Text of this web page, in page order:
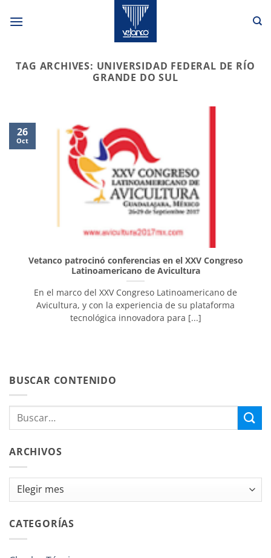
TAG ARCHIVES: UNIVERSIDAD FEDERAL DE RÍO
GRANDE DO SUL
Vetanco patrocinó conferencias en el XXV Congreso
Latinoamericano de Avicultura
En el marco del XXV Congreso Latinoamericano de
Avicultura, y con la experiencia de su plataforma
tecnológica innovadora para [...]
26
Oct
BUSCAR CONTENIDO
ARCHIVOS
Archivos
CATEGORÍAS